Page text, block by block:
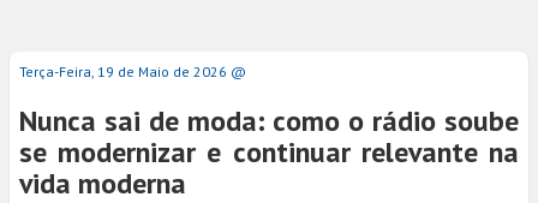
Terça-Feira, 19 de Maio de 2026 @
Nunca sai de moda: como o rádio soube
se modernizar e continuar relevante na
vida moderna